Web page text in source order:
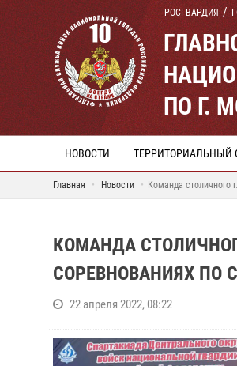
РОСГВАРДИЯ
ПО Г.
НОВОСТИ ТЕРРИТОРИАЛЬНЫЙ
Главная Новости Команда столичного
КОМАНДА
СОРЕВНОВАНИЯХ ПО
22 апреля 2022, 08:22